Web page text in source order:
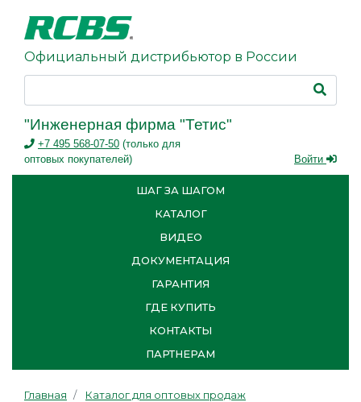
Официальный дистрибьютор в России
"Инженерная фирма "Тетис"
+7 495 568-07-50 (только для
оптовых покупателей)
Войти
ШАГ ЗА ШАГОМ
КАТАЛОГ
ВИДЕО
ДОКУМЕНТАЦИЯ
ГАРАНТИЯ
ГДЕ КУПИТЬ
КОНТАКТЫ
ПАРТНЕРАМ
Главная
Каталог для оптовых продаж